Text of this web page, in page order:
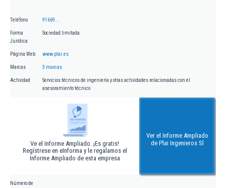
Teléfono 91669...
Forma
Jurídica
Sociedad limitada
Página Web www.plai.es
Marcas 3 marcas
Actividad
Servicios técnicos de ingeniería y otras actividades relacionadas con el
asesoramiento técnico
Ve el Informe Ampliado. ¡Es gratis!
Regístrese en eInforma y le regalamos el
Informe Ampliado de esta empresa
Ver el Informe Ampliado
de Plai Ingenieros Sl
Número de